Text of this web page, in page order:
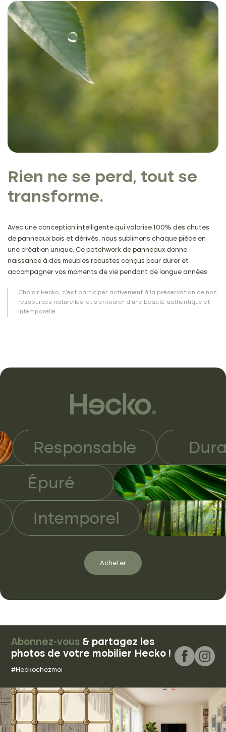
Rien ne se perd, tout se
transforme.
Avec une conception intelligente qui valorise 100% des chutes
de panneaux bois et dérivés, nous sublimons chaque pièce en
une création unique. Ce patchwork de panneaux donne
naissance à des meubles robustes conçus pour durer et
accompagner vos moments de vie pendant de longue années.
Choisir Hecko, c’est participer activement à la préservation de nos
ressources naturelles, et s’entourer d’une beauté authentique et
intemporelle.
Durable
Épuré
Acheter
Abonnez-vous & partagez les
photos de votre mobilier Hecko !
#Heckochezmoi